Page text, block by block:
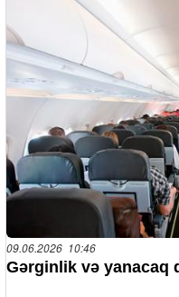
09.06.2026 10:46
Gərginlik və yanacaq